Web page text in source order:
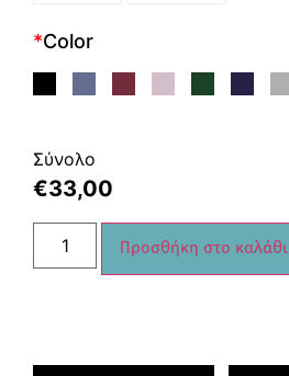
*Color
Σύνολο
€33,00
Προσθήκη στο καλάθι